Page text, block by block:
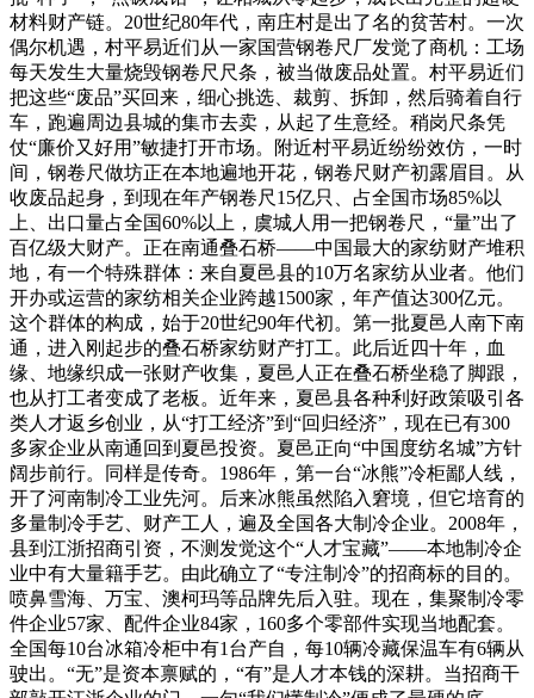
材料财产链。20世纪80年代，南庄村是出了名的贫苦村。一次
偶尔机遇，村平易近们从一家国营钢卷尺厂发觉了商机：工场
每天发生大量烧毁钢卷尺尺条，被当做废品处置。村平易近们
把这些“废品”买回来，细心挑选、裁剪、拆卸，然后骑着自行
车，跑遍周边县城的集市去卖，从起了生意经。稍岗尺条凭
仗“廉价又好用”敏捷打开市场。附近村平易近纷纷效仿，一时
间，钢卷尺做坊正在本地遍地开花，钢卷尺财产初露眉目。从
收废品起身，到现在年产钢卷尺15亿只、占全国市场85%以
上、出口量占全国60%以上，虞城人用一把钢卷尺，“量”出了
百亿级大财产。正在南通叠石桥——中国最大的家纺财产堆积
地，有一个特殊群体：来自夏邑县的10万名家纺从业者。他们
开办或运营的家纺相关企业跨越1500家，年产值达300亿元。
这个群体的构成，始于20世纪90年代初。第一批夏邑人南下南
通，进入刚起步的叠石桥家纺财产打工。此后近四十年，血
缘、地缘织成一张财产收集，夏邑人正在叠石桥坐稳了脚跟，
也从打工者变成了老板。近年来，夏邑县各种利好政策吸引各
类人才返乡创业，从“打工经济”到“回归经济”，现在已有300
多家企业从南通回到夏邑投资。夏邑正向“中国度纺名城”方针
阔步前行。同样是传奇。1986年，第一台“冰熊”冷柜鄙人线，
开了河南制冷工业先河。后来冰熊虽然陷入窘境，但它培育的
多量制冷手艺、财产工人，遍及全国各大制冷企业。2008年，
县到江浙招商引资，不测发觉这个“人才宝藏”——本地制冷企
业中有大量籍手艺。由此确立了“专注制冷”的招商标的目的。
喷鼻雪海、万宝、澳柯玛等品牌先后入驻。现在，集聚制冷零
件企业57家、配件企业84家，160多个零部件实现当地配套。
全国每10台冰箱冷柜中有1台产自，每10辆冷藏保温车有6辆从
驶出。“无”是资本禀赋的，“有”是人才本钱的深耕。当招商干